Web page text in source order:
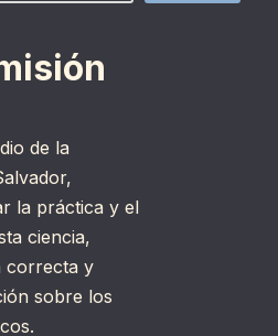
de la
la práctica y el
ciencia,
correcta y
sobre los